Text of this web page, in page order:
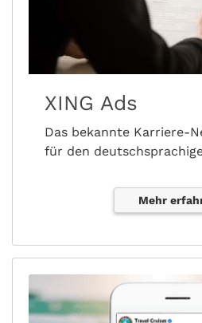
XING Ads
Das bekannte Karriere-
für den
Mehr